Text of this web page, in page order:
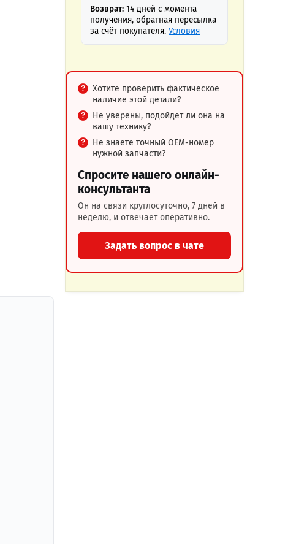
Возврат: 14 дней с момента
получения, обратная пересылка
за счёт покупателя. Условия
Хотите проверить фактическое
наличие этой детали?
Не уверены, подойдёт ли она на
вашу технику?
Не знаете точный OEM-номер
нужной запчасти?
Спросите нашего онлайн-
консультанта
Он на связи круглосуточно, 7 дней в
неделю, и отвечает оперативно.
Задать вопрос в чате